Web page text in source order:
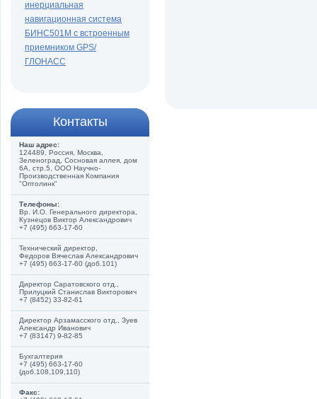
инерциальная
навигационная система
БИНС501М с встроенным
приемником GPS/
ГЛОНАСС
Контакты
Наш адрес:
124489, Россия, Москва,
Зеленоград, Сосновая аллея, дом
6А, стр.5, ООО Научно-
Производственная Компания
"Оптолинк"
Телефоны:
Вр. И.О. Генерального директора,
Кузнецов Виктор Александрович
+7 (495) 663-17-60
Технический директор,
Федоров Вячеслав Александрович
+7 (495) 663-17-60 (доб.101)
Директор Саратовского отд.,
Прилуцкий Станислав Викторович
+7 (8452) 33-82-61
Директор Арзамасского отд., Зуев
Александр Иванович
+7 (83147) 9-82-85
Бухгалтерия
+7 (495) 663-17-60
(доб.108,109,110)
Факс: